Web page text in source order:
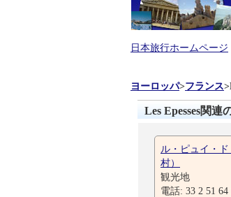
日本旅行ホームページ
ヨーロッパ>フランス>
Les Epesses関連
ル・ピュイ・
村）
観光地
電話: 33 2 51 64